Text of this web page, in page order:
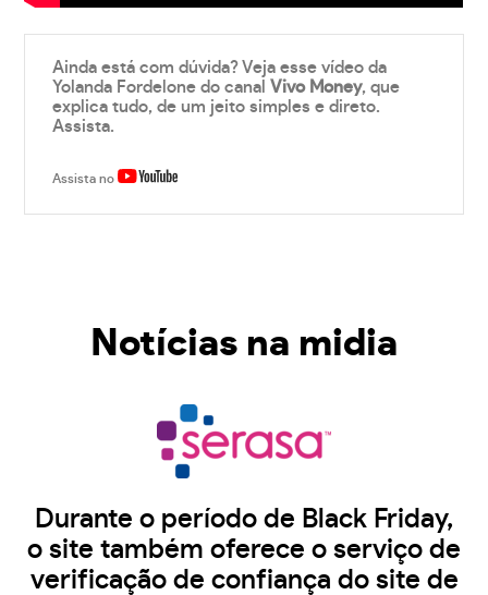
Ainda está com dúvida? Veja esse vídeo da
Yolanda Fordelone do canalVivo Money, que
explica tudo, de um jeito simples e direto.
Assista.
Assista no
Notícias na midia
Durante o período de Black Friday,
o site também oferece o serviço de
verificação de confiança do site de